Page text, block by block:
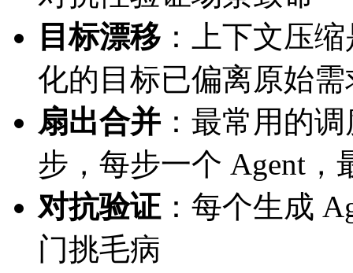
目标漂移 ：上下文压
化的目标已偏离原始需
扇出合并：最常用的
步，每步一个 Agent，
对抗验证：每个生成
门挑毛病